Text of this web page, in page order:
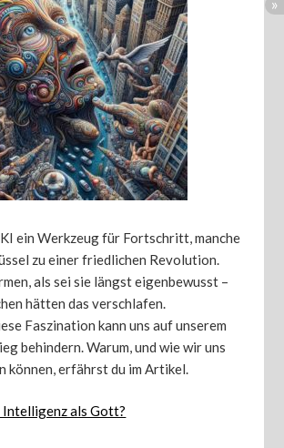
ein Werkzeug für Fortschritt, manche
zu einer friedlichen Revolution.
als sei sie längst eigenbewusst –
hätten das verschlafen.
Faszination kann uns auf unserem
behindern. Warum, und wie wir uns
können, erfährst du im Artikel.
Intelligenz als Gott?